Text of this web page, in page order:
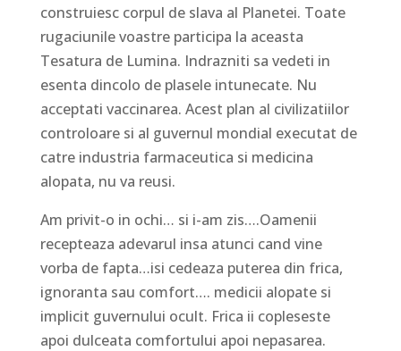
construiesc corpul de slava al Planetei. Toate
rugaciunile voastre participa la aceasta
Tesatura de Lumina. Indrazniti sa vedeti in
esenta dincolo de plasele intunecate. Nu
acceptati vaccinarea. Acest plan al civilizatiilor
controloare si al guvernul mondial executat de
catre industria farmaceutica si medicina
alopata, nu va reusi.
Am privit-o in ochi… si i-am zis….Oamenii
recepteaza adevarul insa atunci cand vine
vorba de fapta…isi cedeaza puterea din frica,
ignoranta sau comfort…. medicii alopate si
implicit guvernului ocult. Frica ii copleseste
apoi dulceata comfortului apoi nepasarea.